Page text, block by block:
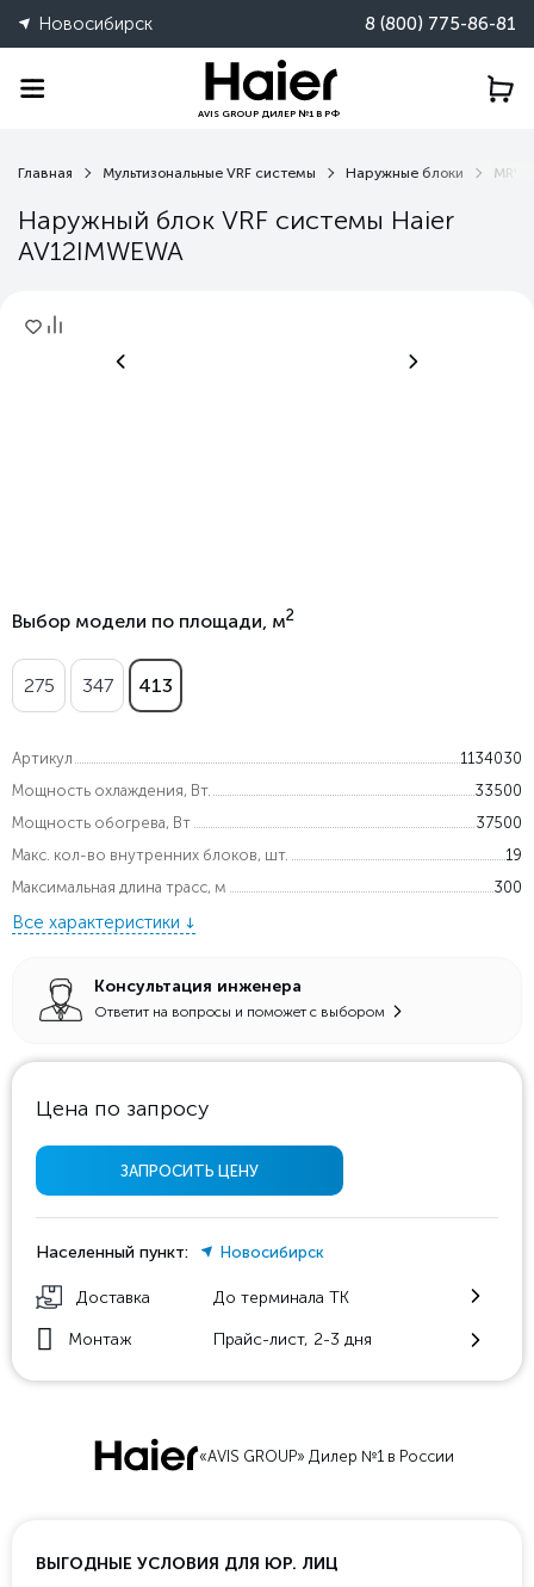
Новосибирск 8 (800) 775-86-81
AVIS GROUP ДИЛЕР №1 В РФ
Главная Мультизональные VRF системы Наружные блоки MRV
Наружный блок VRF системы Haier
AV12IMWEWA
Выбор модели по площади, м2
275 347 413
Артикул
1134030
Мощность охлаждения, Вт.
33500
Мощность обогрева, Вт
37500
Макс. кол-во внутренних блоков, шт.
19
Максимальная длина трасс, м
300
Все характеристики
Консультация инженера
Ответит на вопросы и поможет с выбором
Цена по запросу
ЗАПРОСИТЬ ЦЕНУ
Населенный пункт: Новосибирск
Доставка До терминала ТК
Монтаж Прайс-лист, 2-3 дня
«AVIS GROUP» Дилер №1 в России
ВЫГОДНЫЕ УСЛОВИЯ ДЛЯ ЮР. ЛИЦ